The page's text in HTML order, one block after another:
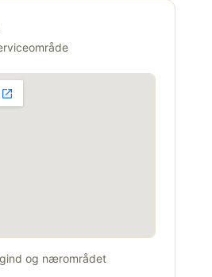
og nærområdet